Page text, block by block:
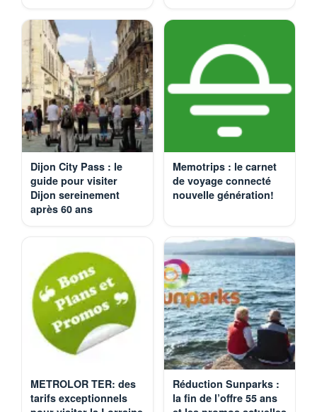
Dijon City Pass : le
guide pour visiter
Dijon sereinement
après 60 ans
Memotrips : le carnet
de voyage connecté
nouvelle génération!
METROLOR TER: des
tarifs exceptionnels
Réduction Sunparks :
la fin de l’offre 55 ans